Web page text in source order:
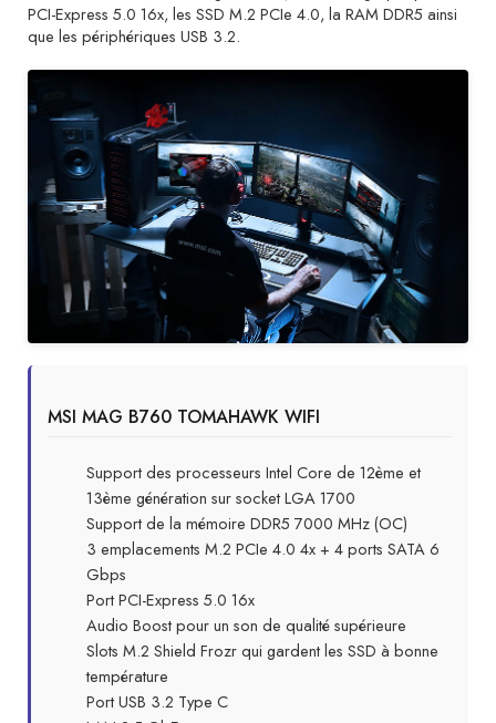
PCI-Express 5.0 16x, les SSD M.2 PCIe 4.0, la RAM DDR5 ainsi
que les périphériques USB 3.2.
MSI MAG B760 TOMAHAWK WIFI
Support des processeurs Intel Core de 12ème et
13ème génération sur socket LGA 1700
Support de la mémoire DDR5 7000 MHz (OC)
3 emplacements M.2 PCIe 4.0 4x + 4 ports SATA 6
Gbps
Port PCI-Express 5.0 16x
Audio Boost pour un son de qualité supérieure
Slots M.2 Shield Frozr qui gardent les SSD à bonne
température
Port USB 3.2 Type C